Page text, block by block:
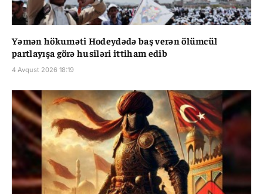
Yəmən hökuməti Hodeydədə baş verən ölümcül
partlayışa görə husiləri ittiham edib
4 Avqust 2026 18:19